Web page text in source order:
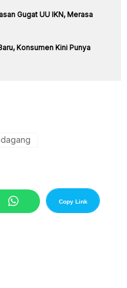
Gugat UU IKN, Merasa
Konsumen Kini Punya
Copy Link